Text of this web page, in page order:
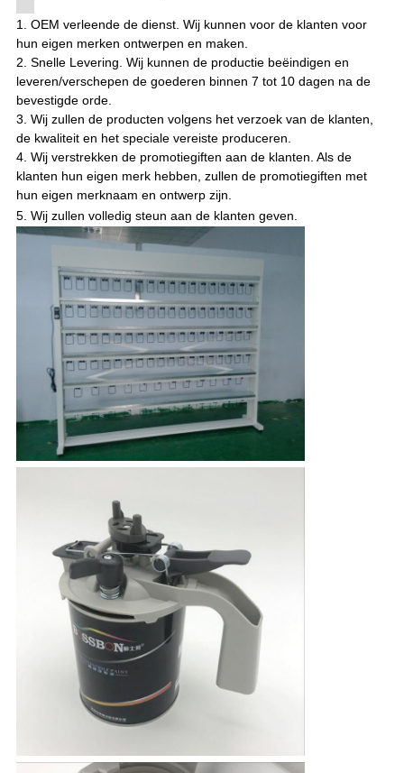
1. OEM verleende de dienst. Wij kunnen voor de klanten voor
hun eigen merken ontwerpen en maken.
2. Snelle Levering. Wij kunnen de productie beëindigen en
leveren/verschepen de goederen binnen 7 tot 10 dagen na de
bevestigde orde.
3. Wij zullen de producten volgens het verzoek van de klanten,
de kwaliteit en het speciale vereiste produceren.
4. Wij verstrekken de promotiegiften aan de klanten. Als de
klanten hun eigen merk hebben, zullen de promotiegiften met
hun eigen merknaam en ontwerp zijn.
5. Wij zullen volledig steun aan de klanten geven.